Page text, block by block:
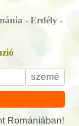
- Erdély -
Romániában!